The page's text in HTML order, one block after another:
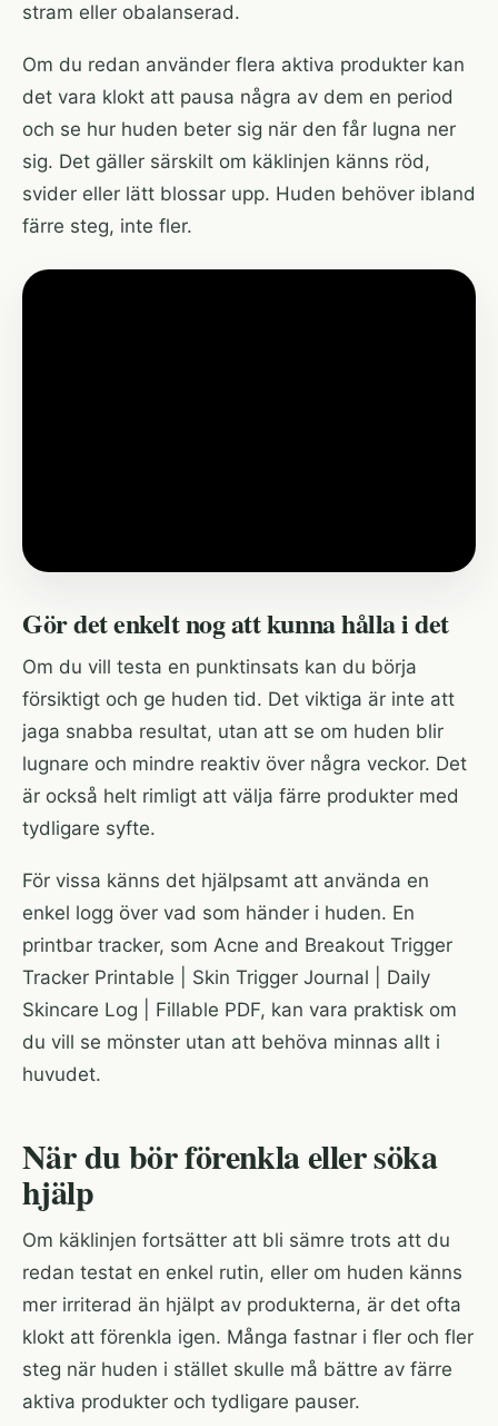
stram eller obalanserad.
Om du redan använder flera aktiva produkter kan
det vara klokt att pausa några av dem en period
och se hur huden beter sig när den får lugna ner
sig. Det gäller särskilt om käklinjen känns röd,
svider eller lätt blossar upp. Huden behöver ibland
färre steg, inte fler.
Gör det enkelt nog att kunna hålla i det
Om du vill testa en punktinsats kan du börja
försiktigt och ge huden tid. Det viktiga är inte att
jaga snabba resultat, utan att se om huden blir
lugnare och mindre reaktiv över några veckor. Det
är också helt rimligt att välja färre produkter med
tydligare syfte.
För vissa känns det hjälpsamt att använda en
enkel logg över vad som händer i huden. En
printbar tracker, som Acne and Breakout Trigger
Tracker Printable | Skin Trigger Journal | Daily
Skincare Log | Fillable PDF, kan vara praktisk om
du vill se mönster utan att behöva minnas allt i
huvudet.
När du bör förenkla eller söka
hjälp
Om käklinjen fortsätter att bli sämre trots att du
redan testat en enkel rutin, eller om huden känns
mer irriterad än hjälpt av produkterna, är det ofta
klokt att förenkla igen. Många fastnar i fler och fler
steg när huden i stället skulle må bättre av färre
aktiva produkter och tydligare pauser.